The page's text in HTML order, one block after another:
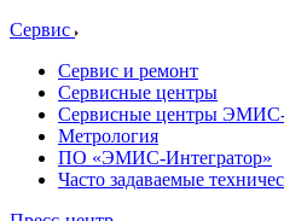
Сервис
Сервис и ремонт
Сервисные центры
Сервисные центры
Метрология
ПО «ЭМИС-Интегратор»
Часто задаваемые